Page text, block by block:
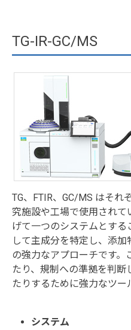
TG-IR-GC/MS
TG、FTIR、GC/MS はそれ
究施設や工場で使用されて
げて一つのシステムとす
して主成分を特定し、添
の強力なアプローチです。
たり、規制への準拠を判断
たりするために強力なツー
システム